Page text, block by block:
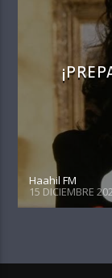
Haahil FM
15 DICIEMBRE